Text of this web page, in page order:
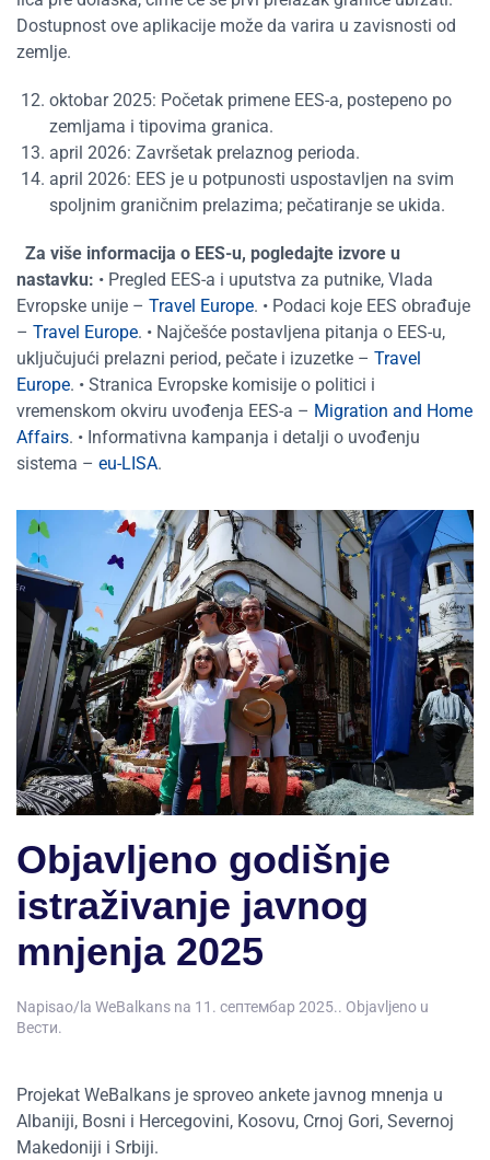
Dostupnost ove aplikacije može da varira u zavisnosti od
zemlje.
oktobar 2025: Početak primene EES-a, postepeno po
zemljama i tipovima granica.
april 2026: Završetak prelaznog perioda.
april 2026: EES je u potpunosti uspostavljen na svim
spoljnim graničnim prelazima; pečatiranje se ukida.
Za više informacija o EES-u, pogledajte izvore u
nastavku: • Pregled EES-a i uputstva za putnike, Vlada
Evropske unije – Travel Europe. • Podaci koje EES obrađuje
– Travel Europe. • Najčešće postavljena pitanja o EES-u,
uključujući prelazni period, pečate i izuzetke – Travel
Europe. • Stranica Evropske komisije o politici i
vremenskom okviru uvođenja EES-a – Migration and Home
Affairs. • Informativna kampanja i detalji o uvođenju
sistema – eu-LISA.
Objavljeno godišnje
istraživanje javnog
mnjenja 2025
Napisao/la WeBalkans na 11. септембар 2025.. Objavljeno u
Вести.
Projekat WeBalkans je sproveo ankete javnog mnenja u
Albaniji, Bosni i Hercegovini, Kosovu, Crnoj Gori, Severnoj
Makedoniji i Srbiji.